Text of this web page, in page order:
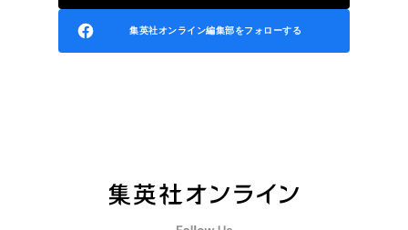
集英社オンライン編集部をフォローする